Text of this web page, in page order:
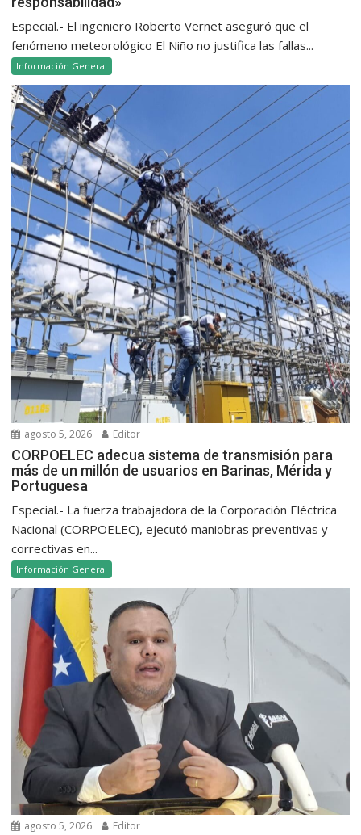
Especial.- El ingeniero Roberto Vernet aseguró que el
fenómeno meteorológico El Niño no justifica las fallas...
Información General
agosto 5, 2026 Editor
CORPOELEC adecua sistema de transmisión para
más de un millón de usuarios en Barinas, Mérida y
Portuguesa
Especial.- La fuerza trabajadora de la Corporación Eléctrica
Nacional (CORPOELEC), ejecutó maniobras preventivas y
correctivas en...
Información General
agosto 5, 2026 Editor